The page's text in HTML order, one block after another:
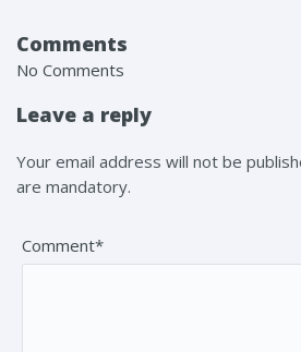
Comments
No Comments
Leave a reply
Your email address will not be
are mandatory.
Comment*